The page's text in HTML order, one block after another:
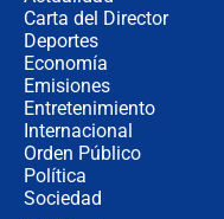
Carta del Director
Deportes
Economía
Emisiones
Entretenimiento
Internacional
Orden Público
Política
Sociedad